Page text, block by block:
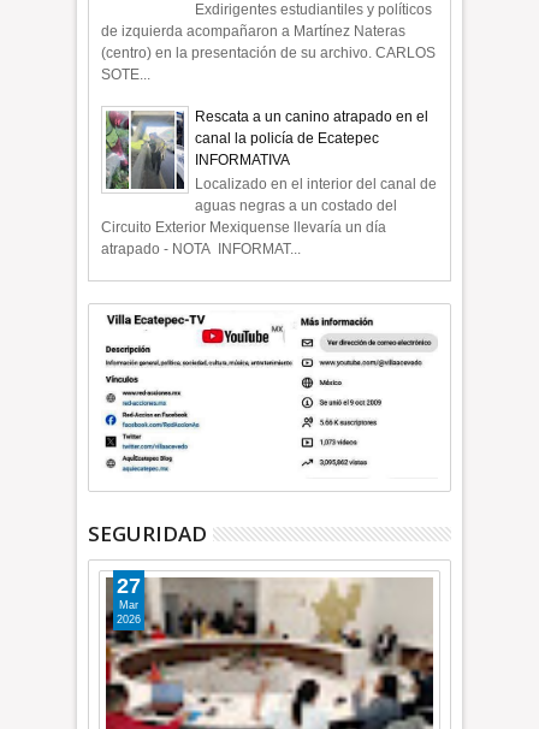
Exdirigentes estudiantiles y políticos
de izquierda acompañaron a Martínez Nateras
(centro) en la presentación de su archivo. CARLOS
SOTE...
Rescata a un canino atrapado en el
canal la policía de Ecatepec
INFORMATIVA
Localizado en el interior del canal de
aguas negras a un costado del
Circuito Exterior Mexiquense llevaría un día
atrapado - NOTA INFORMAT...
SEGURIDAD
27
Mar
2026